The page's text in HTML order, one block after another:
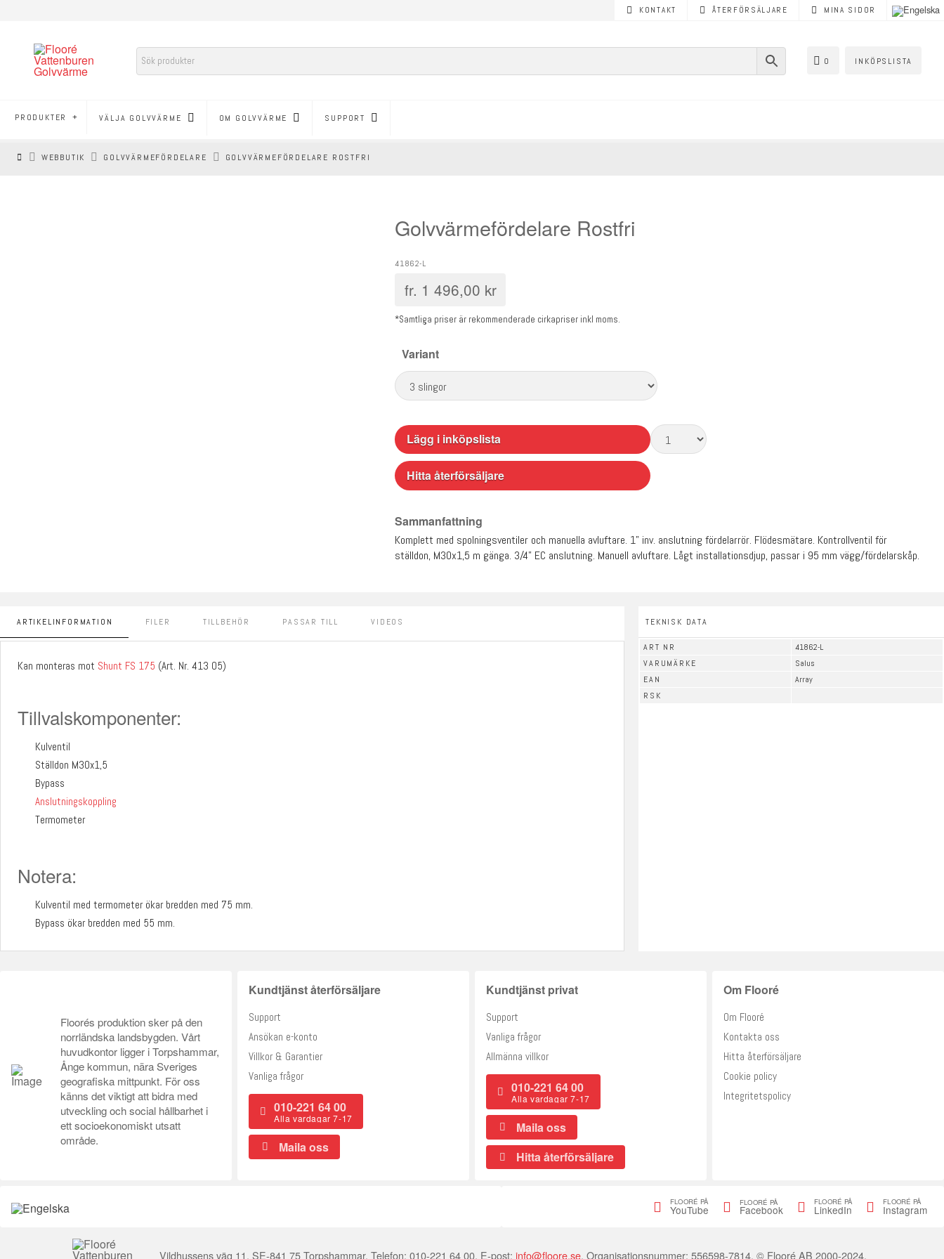
KONTAKT ÅTERFÖRSÄLJARE MINA SIDOR
0 INKÖPSLISTA
PRODUKTER VÄLJA GOLVVÄRME OM GOLVVÄRME SUPPORT
HEM WEBBUTIK GOLVVÄRMEFÖRDELARE GOLVVÄRMEFÖRDELARE ROSTFRI
Golvvärmefördelare Rostfri
41862-L
fr. 1 496,00 kr
*Samtliga priser är rekommenderade cirkapriser inkl moms.
Variant
Lägg i inköpslista
Hitta återförsäljare
Sammanfattning
Komplett med spolningsventiler och manuella avluftare. 1” inv. anslutning fördelarrör. Flödesmätare. Kontrollventil för
ställdon, M30x1,5 m gänga. 3/4” EC anslutning. Manuell avluftare. Lågt installationsdjup, passar i 95 mm vägg/fördelarskåp.
ARTIKELINFORMATION FILER TILLBEHÖR PASSAR TILL VIDEOS
Kan monteras mot Shunt FS 175 (Art. Nr. 413 05)
Tillvalskomponenter:
Kulventil
Ställdon M30x1,5
Bypass
Anslutningskoppling
Termometer
Notera:
Kulventil med termometer ökar bredden med 75 mm.
Bypass ökar bredden med 55 mm.
TEKNISK DATA
ART NR
41862-L
VARUMÄRKE
Salus
EAN
Array
RSK
Floorés produktion sker på den
norrländska landsbygden. Vårt
huvudkontor ligger i Torpshammar,
Ånge kommun, nära Sveriges
geografiska mittpunkt. För oss
känns det viktigt att bidra med
utveckling och social hållbarhet i
ett socioekonomiskt utsatt
område.
Kundtjänst återförsäljare
Support
Ansökan e-konto
Villkor & Garantier
Vanliga frågor
010-221 64 00
Alla vardagar 7-17
Maila oss
Kundtjänst privat
Support
Vanliga frågor
Allmänna villkor
010-221 64 00
Alla vardagar 7-17
Maila oss
Hitta återförsäljare
Om Flooré
Om Flooré
Kontakta oss
Hitta återförsäljare
Cookie policy
Integritetspolicy
FLOORÉ PÅ
YouTube
FLOORÉ PÅ
Facebook
FLOORÉ PÅ
LinkedIn
FLOORÉ PÅ
Instagram
Vildhussens väg 11, SE-841 75 Torpshammar, Telefon: 010-221 64 00, E-post: info@floore.se, Organisationsnummer: 556598-7814. © Flooré AB 2000-2024.